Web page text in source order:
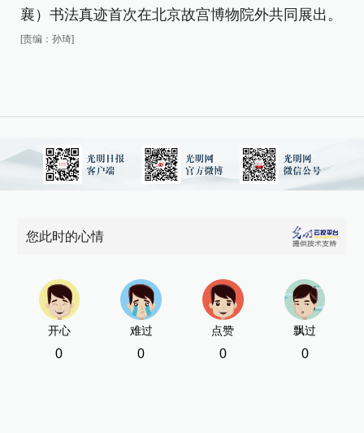
襄）书法真迹首次在北京故宫博物院外共同展出。
[责编：孙琦]
您此时的心情
开心
0
难过
0
点赞
0
飘过
0